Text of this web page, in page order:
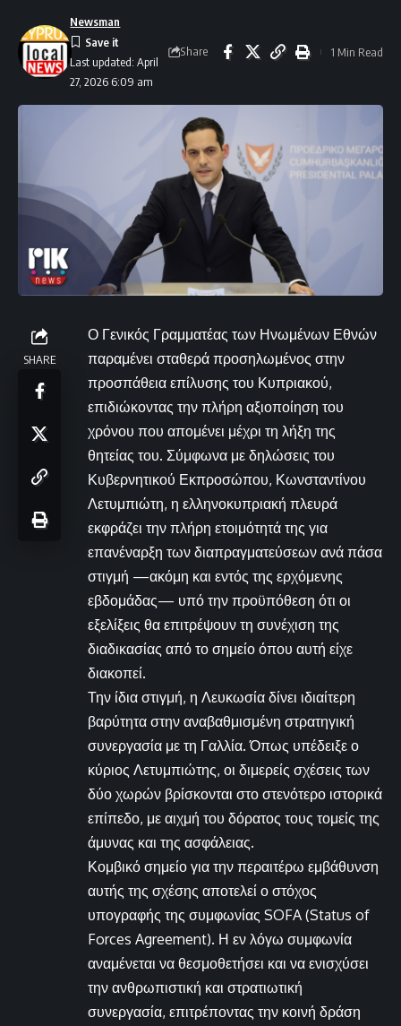
Last updated: April
27, 2026 6:09 am
Newsman
Share 1 Min Read
SHARE
Ο Γενικός Γραμματέας των Ηνωμένων Εθνών
παραμένει σταθερά προσηλωμένος στην
προσπάθεια επίλυσης του Κυπριακού,
επιδιώκοντας την πλήρη αξιοποίηση του
χρόνου που απομένει μέχρι τη λήξη της
θητείας του. Σύμφωνα με δηλώσεις του
Κυβερνητικού Εκπροσώπου, Κωνσταντίνου
Λετυμπιώτη, η ελληνοκυπριακή πλευρά
εκφράζει την πλήρη ετοιμότητά της για
επανέναρξη των διαπραγματεύσεων ανά πάσα
στιγμή —ακόμη και εντός της ερχόμενης
εβδομάδας— υπό την προϋπόθεση ότι οι
εξελίξεις θα επιτρέψουν τη συνέχιση της
διαδικασίας από το σημείο όπου αυτή είχε
διακοπεί.
Την ίδια στιγμή, η Λευκωσία δίνει ιδιαίτερη
βαρύτητα στην αναβαθμισμένη στρατηγική
συνεργασία με τη Γαλλία. Όπως υπέδειξε ο
κύριος Λετυμπιώτης, οι διμερείς σχέσεις των
δύο χωρών βρίσκονται στο στενότερο ιστορικά
επίπεδο, με αιχμή του δόρατος τους τομείς της
άμυνας και της ασφάλειας.
Κομβικό σημείο για την περαιτέρω εμβάθυνση
αυτής της σχέσης αποτελεί ο στόχος
υπογραφής της συμφωνίας SOFA (Status of
Forces Agreement). Η εν λόγω συμφωνία
αναμένεται να θεσμοθετήσει και να ενισχύσει
την ανθρωπιστική και στρατιωτική
συνεργασία, επιτρέποντας την κοινή δράση